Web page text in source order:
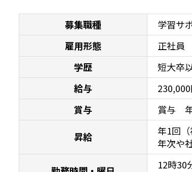
募集職種
学習サ
雇用形態
正社員
学歴
短大卒
給与
賞与
賞与　
昇給
年1回
年次や
12時30